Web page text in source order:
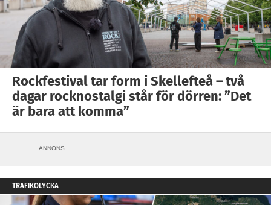
Rockfestival tar form i Skellefteå – två
dagar rocknostalgi står för dörren: ”Det
är bara att komma”
ANNONS
TRAFIKOLYCKA